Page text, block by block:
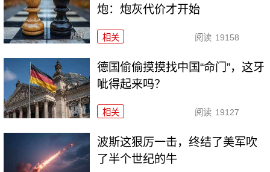
炮：炮灰代价才开始
相关 阅读 19158
德国偷偷摸摸找中国“命门”，这牙
呲得起来吗？
相关 阅读 19127
波斯这狠厉一击，终结了美军吹
了半个世纪的牛